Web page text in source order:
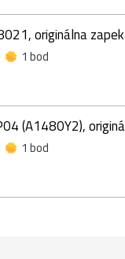
originálna
1 bod
(A1480Y2),
1 bod